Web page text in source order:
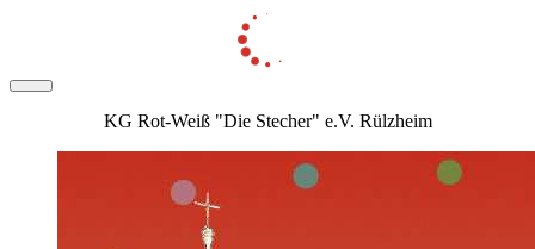
KG Rot-Weiß "Die Stecher" e.V. Rülzheim